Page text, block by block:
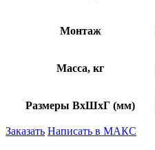
Монтаж
Масса, кг
Размеры ВхШхГ (мм)
Заказать Написать в МАКС